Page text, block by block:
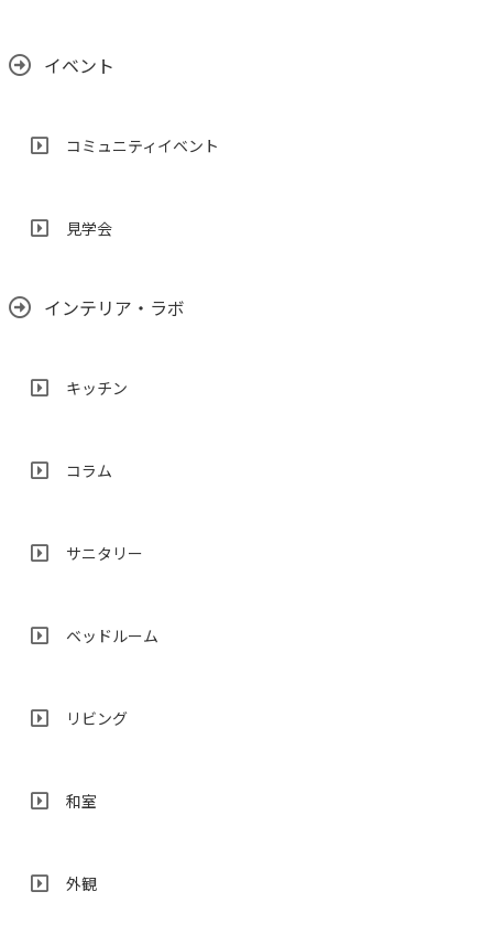
イベント
コミュニティイベント
見学会
インテリア・ラボ
キッチン
コラム
サニタリー
ベッドルーム
リビング
和室
外観